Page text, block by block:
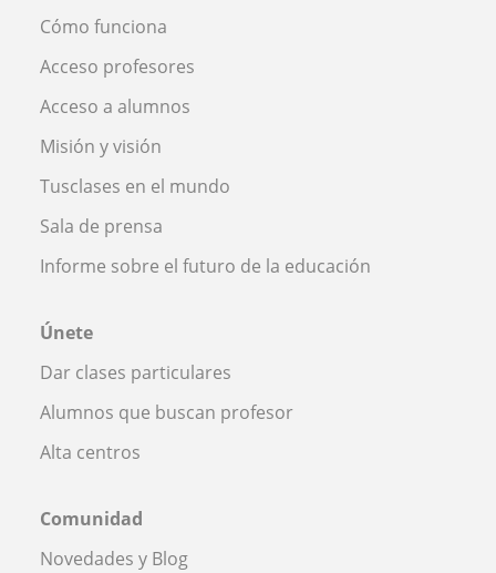
Cómo funciona
Acceso profesores
Acceso a alumnos
Misión y visión
Tusclases en el mundo
Sala de prensa
Informe sobre el futuro de la educación
Únete
Dar clases particulares
Alumnos que buscan profesor
Alta centros
Comunidad
Novedades y Blog